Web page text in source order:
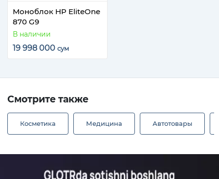
Моноблок HP EliteOne
870 G9
В наличии
19 998 000 сум
Смотрите также
Косметика Медицина Автотовары